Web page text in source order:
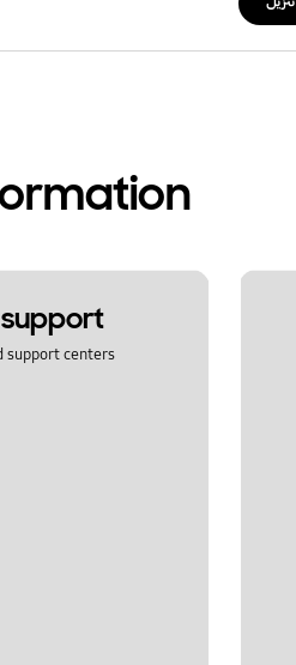
support centers